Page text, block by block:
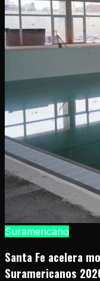
Suramericano
Santa Fe acelera
Suramericanos